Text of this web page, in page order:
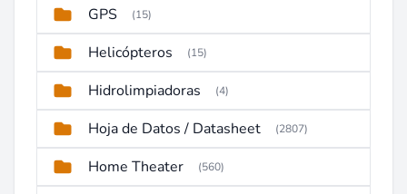
GPS (15)
Helicópteros (15)
Hidrolimpiadoras (4)
Hoja de Datos / Datasheet (2807)
Home Theater (560)